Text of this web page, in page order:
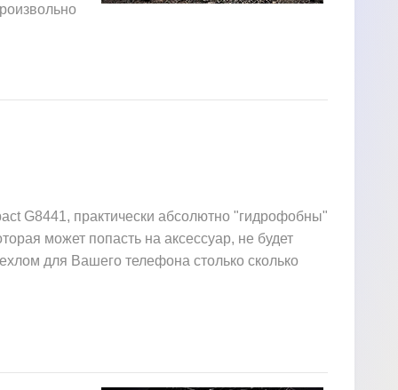
G8441, практически абсолютно "гидрофобны"
может попасть на аксессуар, не будет
для Вашего телефона столько сколько